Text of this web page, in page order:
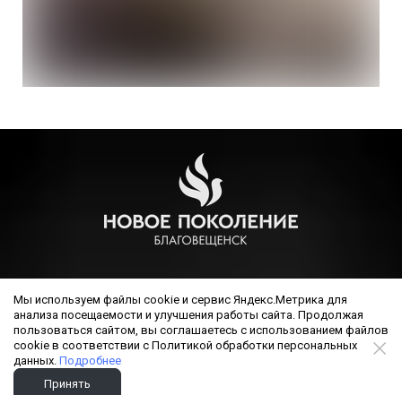
ЕВАНГЕЛЬСКОЙ (ПЯТИДЕСЯТНИКОВ) НОВОЕ ПОКОЛЕНИЕ
Г.БЛАГОВЕЩЕНСКА, ОГРН 1022800000640, бланк
свидетельства Министерства юстиции 30 00689, за
основным государственным регистрационным номером: №
1022800000640, дата выдачи 10.11.2011 г.
Мы используем файлы cookie и сервис Яндекс.Метрика для
анализа посещаемости и улучшения работы сайта. Продолжая
пользоваться сайтом, вы соглашаетесь с использованием файлов
cookie в соответствии с Политикой обработки персональных
данных. Подробнее
Принять